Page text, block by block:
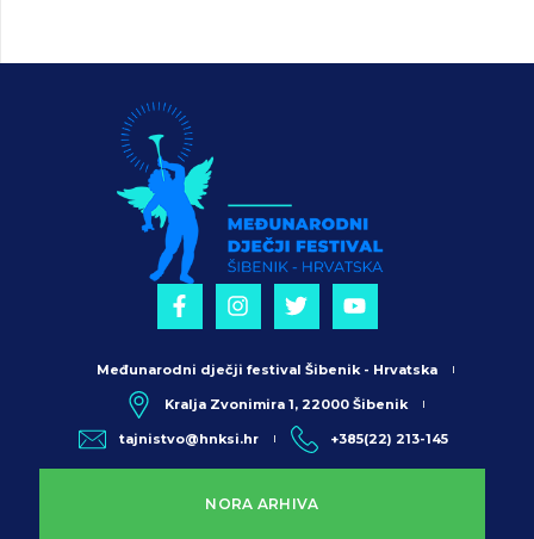
NORA ARHIVA
Međunarodni dječji festival Šibenik - Hrvatska
Kralja Zvonimira 1, 22000 Šibenik
tajnistvo@hnksi.hr +385(22) 213-145